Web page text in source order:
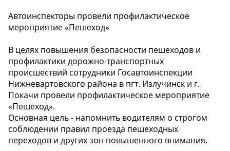
Автоинспекторы провели профилактическое
мероприятие «Пешеход»
В целях повышения безопасности пешеходов и
профилактики дорожно-транспортных
происшествий сотрудники Госавтоинспекции
Нижневартовского района в пгт. Излучинск и г.
Покачи провели профилактическое мероприятие
«Пешеход».
Основная цель - напомнить водителям о строгом
соблюдении правил проезда пешеходных
переходов и других зон повышенного внимания.